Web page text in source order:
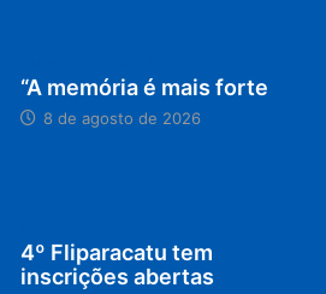
“A memória é mais forte
8 de agosto de 2026
4º Fliparacatu tem
inscrições abertas